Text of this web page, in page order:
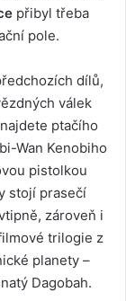
přibyl třeba
pole.
dílů,
válek
ptačího
Wan Kenobiho
pistolkou
stojí prasečí
zároveň i
trilogie z
planety –
Dagobah.